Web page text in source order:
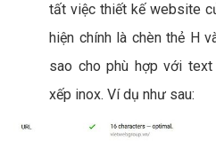
tất việc thiết kế website
hiện chính là chèn thẻ H
sao cho phù hợp với
xếp inox. Ví dụ như sau: